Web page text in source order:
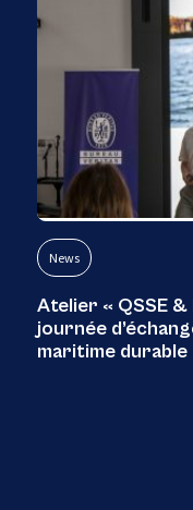
News
Atelier « QSSE &
journée
maritime durable